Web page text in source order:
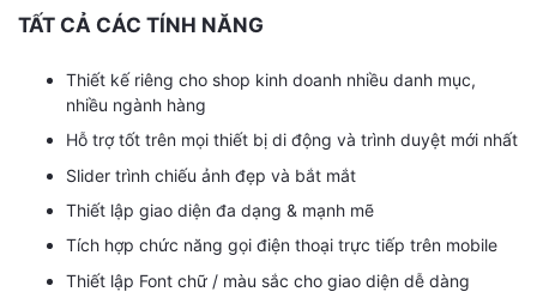
TẤT CẢ CÁC TÍNH NĂNG
Thiết kế riêng cho shop kinh doanh nhiều danh mục,
nhiều ngành hàng
Hỗ trợ tốt trên mọi thiết bị di động và trình duyệt mới nhất
Slider trình chiếu ảnh đẹp và bắt mắt
Thiết lập giao diện đa dạng & mạnh mẽ
Tích hợp chức năng gọi điện thoại trực tiếp trên mobile
Thiết lập Font chữ / màu sắc cho giao diện dễ dàng